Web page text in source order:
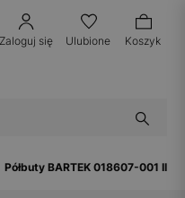
Zaloguj się Ulubione Koszyk
Półbuty BARTEK 018607-001 II,